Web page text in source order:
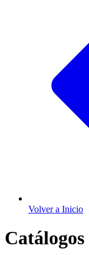
Volver a Inicio